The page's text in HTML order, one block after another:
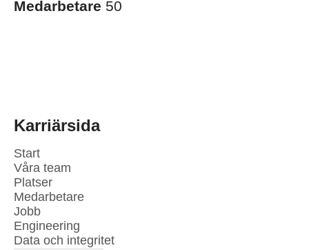
Medarbetare 50
Karriärsida
Start
Våra team
Platser
Medarbetare
Jobb
Engineering
Data och integritet